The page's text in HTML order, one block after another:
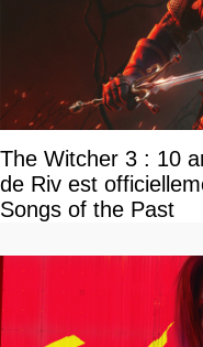
The Witcher 3 : 10
de Riv est
Songs of the Past